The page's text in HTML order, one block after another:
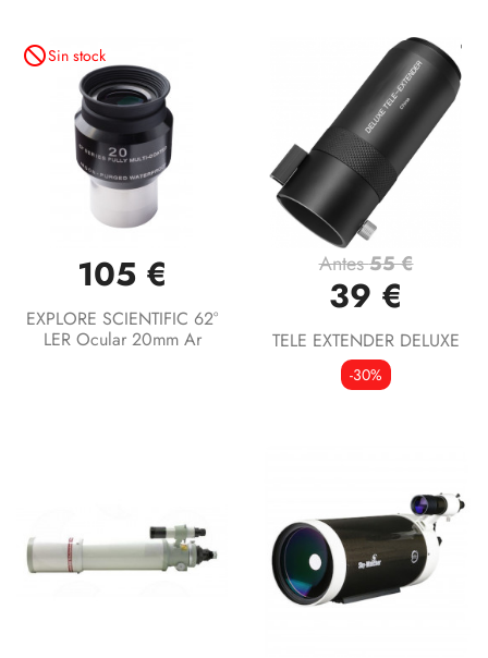
not_interestedSin stock
105 €
EXPLORE SCIENTIFIC 62°
LER Ocular 20mm Ar
Antes55 €
39 €
TELE EXTENDER DELUXE
-30%